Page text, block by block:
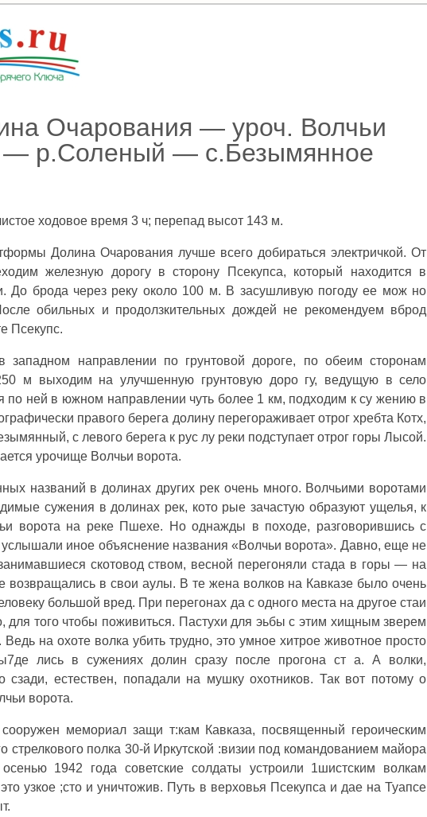
Очарования — уроч. Волчьи
— р.Соленый — с.Безымянное
ходовое время 3 ч; перепад высот 143 м.
Долина Очарования лучше всего добираться электричкой. От
железную дорогу в сторону Псекупса, который находится в
До брода через реку около 100 м. В засушливую погоду ее мож но
обильных и продолзкительных дождей не рекомендуем вброд
Псекупс.
западном направлении по грунтовой дороге, по обеим сторонам
м выходим на улучшенную грунтовую доро гу, ведущую в село
по ней в южном направлении чуть более 1 км, подходим к су жению в
правого берега долину перегораживает отрог хребта Котх,
с левого берега к рус лу реки подступает отрог горы Лысой.
урочище Волчьи ворота.
названий в долинах других рек очень много. Волчьими воротами
сужения в долинах рек, кото рые зачастую образуют ущелья, к
ворота на реке Пшехе. Но однажды в походе, разговорившись с
иное объяснение названия «Волчьи ворота». Давно, еще не
скотовод ством, весной перегоняли стада в горы — на
возвращались в свои аулы. В те жена волков на Кавказе было очень
большой вред. При перегонах да с одного места на другое стаи
для того чтобы поживиться. Пастухи для эьбы с этим хищным зверем
Ведь на охоте волка убить трудно, это умное хитрое животное просто
лись в сужениях долин сразу после прогона ст а. А волки,
сзади, естествен, попадали на мушку охотников. Так вот потому о
ворота.
мемориал защи т:кам Кавказа, посвященный героическим
стрелкового полка 30-й Иркутской :визии под командованием майора
1942 года советские солдаты устроили 1шистским волкам
узкое ;сто и уничтожив. Путь в верховья Псекупса и дае на Туапсе